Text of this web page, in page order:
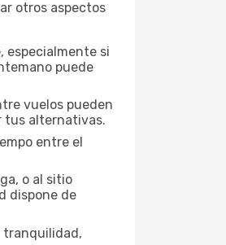
otros aspectos
especialmente si
puede
vuelos pueden
tus alternativas.
entre el
o al sitio
dispone de
tranquilidad,